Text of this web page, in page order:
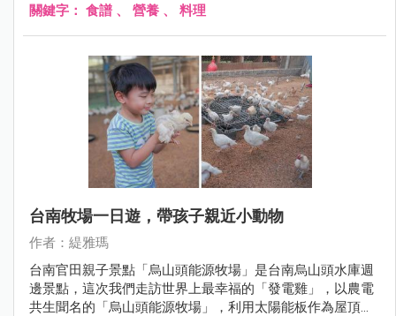
關鍵字： 食譜 、 營養 、 料理
台南牧場一日遊，帶孩子親近小動物
作者：緹雅瑪
台南官田親子景點「烏山頭能源牧場」是台南烏山頭水庫週
邊景點，這次我們走訪世界上最幸福的「發電雞」，以農電
共生聞名的「烏山頭能源牧場」，利用太陽能板作為屋頂發